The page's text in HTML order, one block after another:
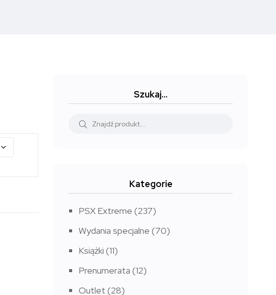
Szukaj…
Kategorie
PSX Extreme (237)
Wydania specjalne (70)
Książki (11)
Prenumerata (12)
Outlet (28)